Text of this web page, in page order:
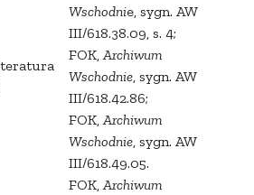
Wschodnie, sygn. AW
III/618.38.09, s. 4;
FOK,Archiwum
Wschodnie, sygn. AW
III/618.42.86;
FOK,Archiwum
Wschodnie, sygn. AW
III/618.49.05.
FOK,Archiwum